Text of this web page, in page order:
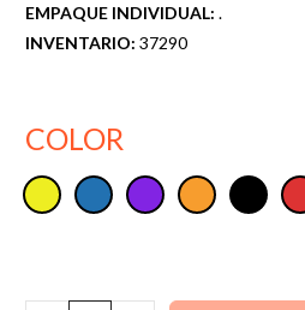
EMPAQUE INDIVIDUAL: .
INVENTARIO: 37290
COLOR